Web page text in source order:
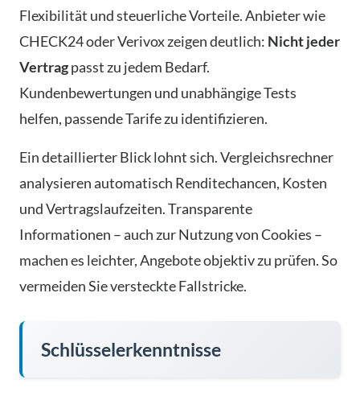
Flexibilität und steuerliche Vorteile. Anbieter wie
CHECK24 oder Verivox zeigen deutlich: Nicht jeder
Vertragpasst zu jedem Bedarf.
Kundenbewertungen und unabhängige Tests
helfen, passende Tarife zu identifizieren.
Ein detaillierter Blick lohnt sich. Vergleichsrechner
analysieren automatisch Renditechancen, Kosten
und Vertragslaufzeiten. Transparente
Informationen – auch zur Nutzung von Cookies –
machen es leichter, Angebote objektiv zu prüfen. So
vermeiden Sie versteckte Fallstricke.
Schlüsselerkenntnisse